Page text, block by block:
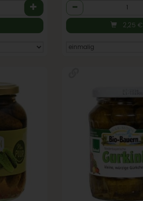
Anzahl
2,25 €